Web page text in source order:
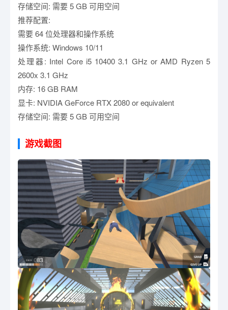
存储空间: 需要 5 GB 可用空间
推荐配置:
需要 64 位处理器和操作系统
操作系统: Windows 10/11
处理器: Intel Core i5 10400 3.1 GHz or AMD Ryzen 5
2600x 3.1 GHz
内存: 16 GB RAM
显卡: NVIDIA GeForce RTX 2080 or equivalent
存储空间: 需要 5 GB 可用空间
游戏截图